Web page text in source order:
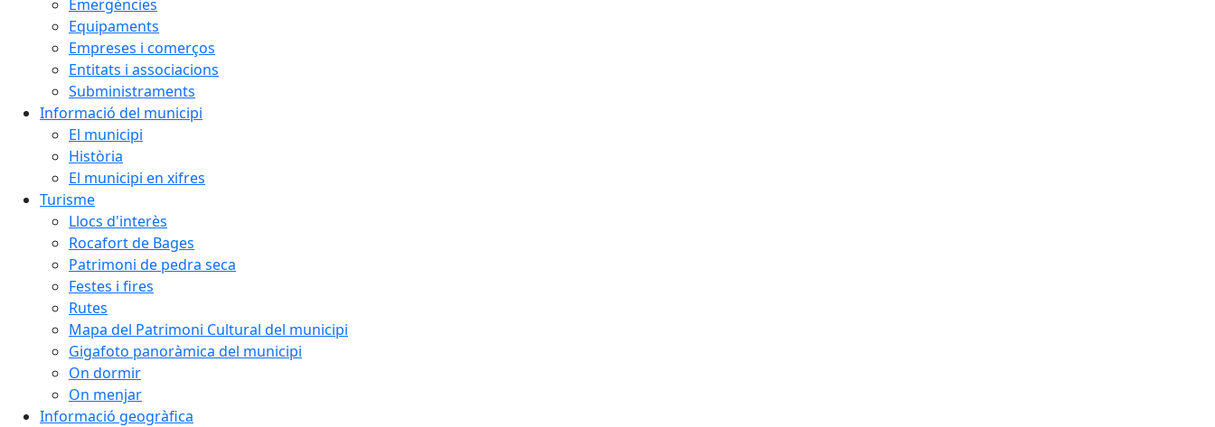
Emergències
Equipaments
Empreses i comerços
Entitats i associacions
Subministraments
Informació del municipi
El municipi
Història
El municipi en xifres
Turisme
Llocs d'interès
Rocafort de Bages
Patrimoni de pedra seca
Festes i fires
Rutes
Mapa del Patrimoni Cultural del municipi
Gigafoto panoràmica del municipi
On dormir
On menjar
Informació geogràfica